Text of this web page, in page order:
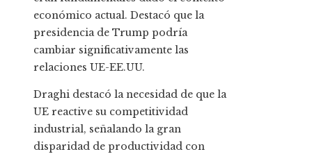
económico actual. Destacó que la
presidencia de Trump podría
cambiar significativamente las
relaciones UE-EE.UU.
Draghi destacó la necesidad de que la
UE reactive su competitividad
industrial, señalando la gran
disparidad de productividad con